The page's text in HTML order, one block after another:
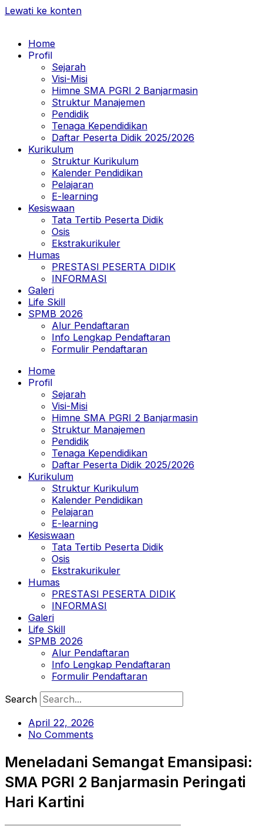
Lewati ke konten
Home
Profil
Sejarah
Visi-Misi
Himne SMA PGRI 2 Banjarmasin
Struktur Manajemen
Pendidik
Tenaga Kependidikan
Daftar Peserta Didik 2025/2026
Kurikulum
Struktur Kurikulum
Kalender Pendidikan
Pelajaran
E-learning
Kesiswaan
Tata Tertib Peserta Didik
Osis
Ekstrakurikuler
Humas
PRESTASI PESERTA DIDIK
INFORMASI
Galeri
Life Skill
SPMB 2026
Alur Pendaftaran
Info Lengkap Pendaftaran
Formulir Pendaftaran
Home
Profil
Sejarah
Visi-Misi
Himne SMA PGRI 2 Banjarmasin
Struktur Manajemen
Pendidik
Tenaga Kependidikan
Daftar Peserta Didik 2025/2026
Kurikulum
Struktur Kurikulum
Kalender Pendidikan
Pelajaran
E-learning
Kesiswaan
Tata Tertib Peserta Didik
Osis
Ekstrakurikuler
Humas
PRESTASI PESERTA DIDIK
INFORMASI
Galeri
Life Skill
SPMB 2026
Alur Pendaftaran
Info Lengkap Pendaftaran
Formulir Pendaftaran
Search
April 22, 2026
No Comments
Meneladani Semangat Emansipasi:
SMA PGRI 2 Banjarmasin Peringati
Hari Kartini